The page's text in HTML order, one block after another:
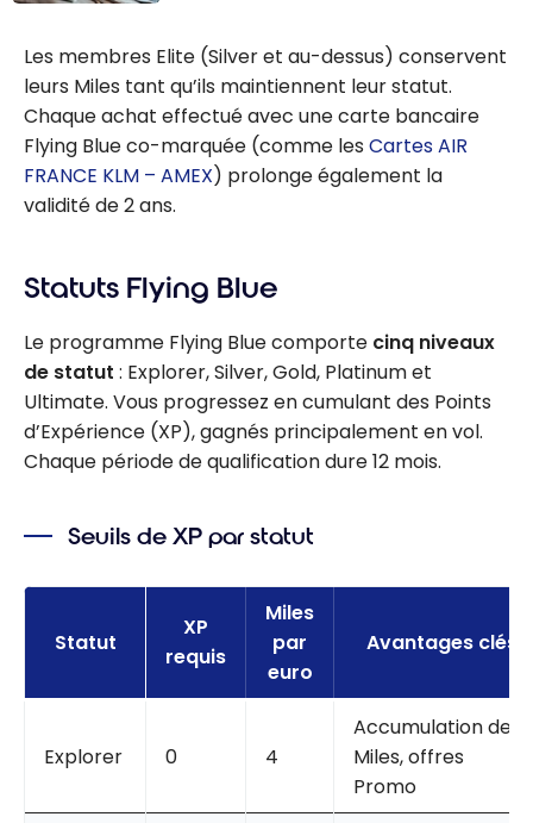
nouvelle règle
de validité des
Miles (mai
2026)
Les membres Elite (Silver et au-dessus) conservent
leurs Miles tant qu’ils maintiennent leur statut.
Chaque achat effectué avec une carte bancaire
Flying Blue co-marquée (comme les Cartes AIR
FRANCE KLM – AMEX) prolonge également la
validité de 2 ans.
Statuts Flying Blue
Le programme Flying Blue comporte cinq niveaux
de statut : Explorer, Silver, Gold, Platinum et
Ultimate. Vous progressez en cumulant des Points
d’Expérience (XP), gagnés principalement en vol.
Chaque période de qualification dure 12 mois.
Seuils de XP par statut
Statut
XP
requis
Miles
par
euro
Avantages clés
Explorer 0 4
Accumulation de
Miles, offres
Promo